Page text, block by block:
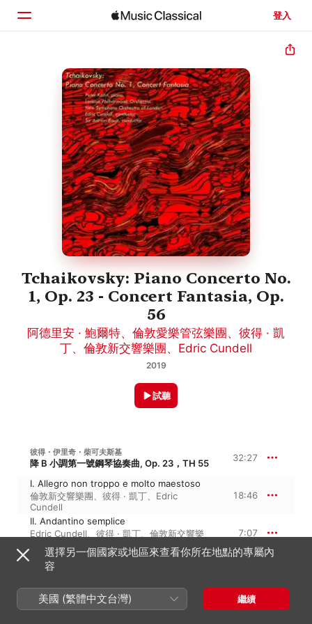
登入
首頁
瀏覽
搜尋
Tchaikovsky: Piano Concerto No.
1, Op. 23 - Concert Fantasia, Op.
56
阿德里安 · 鮑爾特、 倫敦愛樂管弦樂團 、 彼得 · 凱
丁、 倫敦新交響樂團 、 Edric Cundell
2019
試聽
彼得・伊里奇・柴可夫斯基
降 B 小調第一號鋼琴協奏曲, Op. 23，TH 55 32:27
I. Allegro non troppo e molto maestoso
倫敦新交響樂團、 彼得 · 凱丁、 Edric
Cundell
18:46
II. Andantino semplice
Edric Cundell、 彼得 · 凱丁、 倫敦新交響樂
7:07
III. Allegro con fuoco
Edric Cundell
彼得・伊里奇・柴可夫斯基
選擇另一個國家或地區來查看你所在地點的專屬內
容
美國 (繁體中文台灣) 繼續